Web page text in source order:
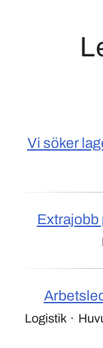
Vi söker
Extrajobb
Logistik ·